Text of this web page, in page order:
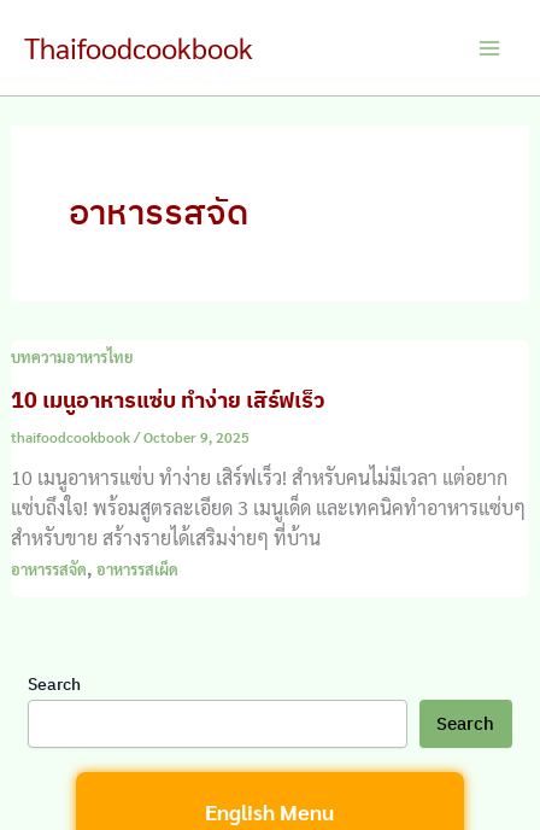
Thaifoodcookbook
อาหารรสจัด
บทความอาหารไทย
10 เมนูอาหารแซ่บ ทำง่าย เสิร์ฟเร็ว
thaifoodcookbook/October 9, 2025
10 เมนูอาหารแซ่บ ทำง่าย เสิร์ฟเร็ว! สำหรับคนไม่มีเวลา แต่อยาก
แซ่บถึงใจ! พร้อมสูตรละเอียด 3 เมนูเด็ด และเทคนิคทำอาหารแซ่บๆ
สำหรับขาย สร้างรายได้เสริมง่ายๆ ที่บ้าน
อาหารรสจัด, อาหารรสเผ็ด
Search
Search
English Menu